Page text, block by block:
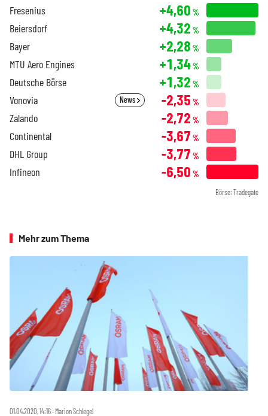
Fresenius +4,60 %
Beiersdorf +4,32 %
Bayer +2,28 %
MTU Aero Engines +1,34%
Deutsche Börse +1,32 %
Vonovia News -2,35 %
Zalando -2,72 %
Continental -3,67 %
DHL Group -3,77 %
Infineon -6,50 %
Börse: Tradegate
Mehr zum Thema
01.04.2020, 14:16 ‧ Marion Schlegel